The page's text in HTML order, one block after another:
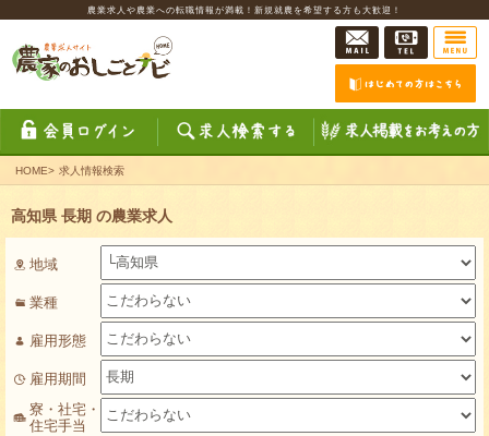
農業求人や農業への転職情報が満載！新規就農を希望する方も大歓迎！
HOME> 求人情報検索
高知県 長期 の農業求人
地域
業種
雇用形態
雇用期間
寮・社宅・
住宅手当